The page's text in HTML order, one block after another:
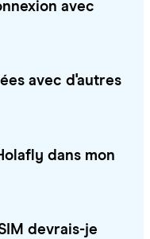
avec
avec d'autres
dans mon
devrais-je